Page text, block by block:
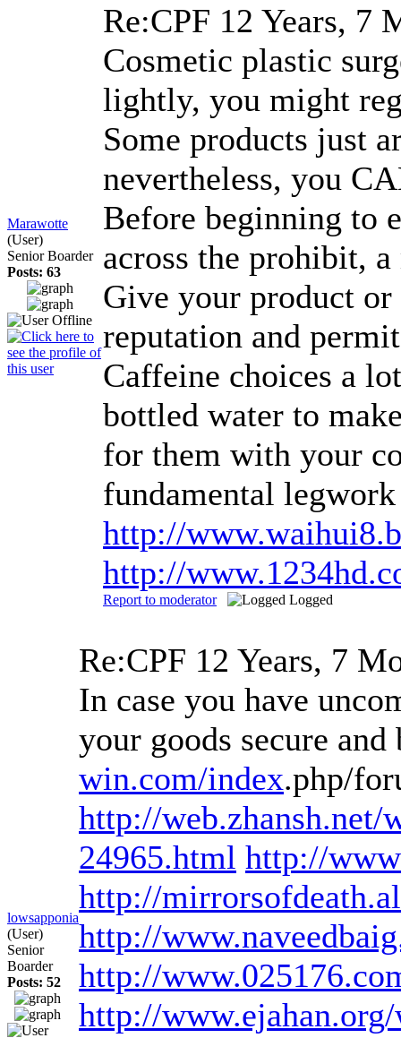
Marawotte
(User)
Senior Boarder
Posts: 63
Re:CPF 12 Years, 7
Cosmetic plastic
lightly, you might
Some products just
nevertheless, you
Before beginning to
across the prohibit,
Give your product or
reputation and
Caffeine choices a
bottled water to
for them with your
fundamental
http://
http://
Report to moderator Logged
lowsapponia
(User)
Senior
Boarder
Posts: 52
Re:CPF 12 Years, 7
In case you have
your goods secure
win.com/index.php/
http://web.zhansh.net/
24965.html http://
http://
http://
http://
http://